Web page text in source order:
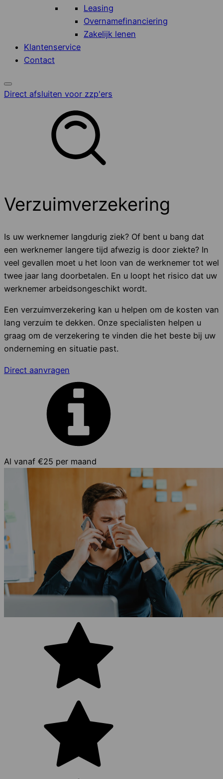
Leasing
Overnamefinanciering
Zakelijk lenen
Klantenservice
Contact
Direct afsluiten voor zzp'ers
Verzuimverzekering
Is uw werknemer langdurig ziek? Of bent u bang dat
een werknemer langere tijd afwezig is door ziekte? In
veel gevallen moet u het loon van de werknemer tot wel
twee jaar lang doorbetalen. En u loopt het risico dat uw
werknemer arbeidsongeschikt wordt.
Een verzuimverzekering kan u helpen om de kosten van
lang verzuim te dekken. Onze specialisten helpen u
graag om de verzekering te vinden die het beste bij uw
onderneming en situatie past.
Direct aanvragen
Al vanaf €25 per maand